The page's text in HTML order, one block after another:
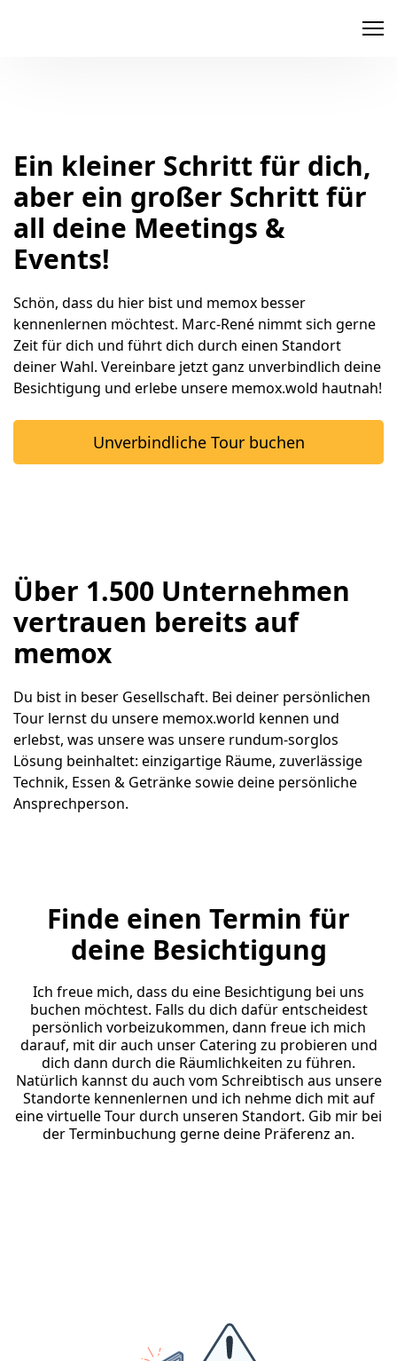
Ein kleiner Schritt für dich,
aber ein großer Schritt für
all deine Meetings &
Events!
Schön, dass du hier bist und memox besser
kennenlernen möchtest. Marc-René nimmt sich gerne
Zeit für dich und führt dich durch einen Standort
deiner Wahl. Vereinbare jetzt ganz unverbindlich deine
Besichtigung und erlebe unsere memox.wold hautnah!
Unverbindliche Tour buchen
Über 1.500 Unternehmen
vertrauen bereits auf
memox
Du bist in beser Gesellschaft. Bei deiner persönlichen
Tour lernst du unsere memox.world kennen und
erlebst, was unsere was unsere rundum-sorglos
Lösung beinhaltet: einzigartige Räume, zuverlässige
Technik, Essen & Getränke sowie deine persönliche
Ansprechperson.
Finde einen Termin für
deine Besichtigung
Ich freue mich, dass du eine Besichtigung bei uns
buchen möchtest. Falls du dich dafür entscheidest
persönlich vorbeizukommen, dann freue ich mich
darauf, mit dir auch unser Catering zu probieren und
dich dann durch die Räumlichkeiten zu führen.
Natürlich kannst du auch vom Schreibtisch aus unsere
Standorte kennenlernen und ich nehme dich mit auf
eine virtuelle Tour durch unseren Standort. Gib mir bei
der Terminbuchung gerne deine Präferenz an.